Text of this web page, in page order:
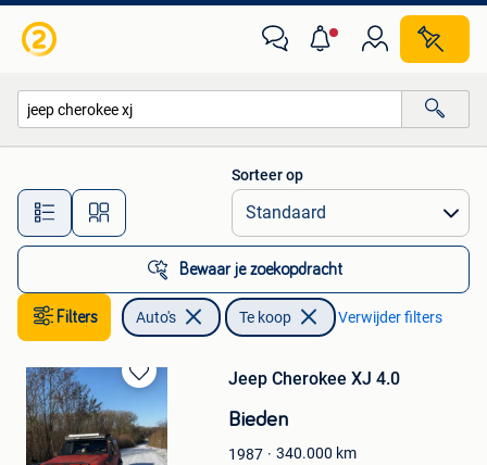
Alle afstanden…
Sorteer op
Bewaar je zoekopdracht
Filters Auto's Te koop Verwijder filters
Bewaren
in
Mijn
Favorieten
Jeep Cherokee XJ 4.0
Bieden
1987 340.000 km